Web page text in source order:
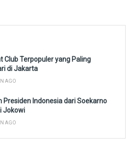
Club Terpopuler yang Paling
di Jakarta
AGO
Presiden Indonesia dari Soekarno
Jokowi
AGO